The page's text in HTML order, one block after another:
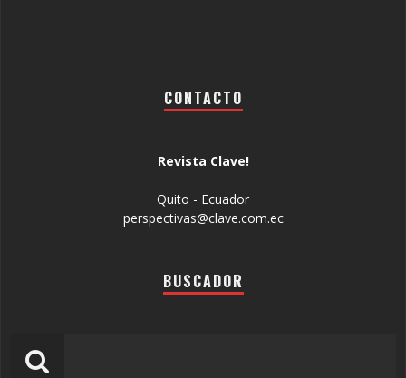
CONTACTO
Revista Clave!
Quito - Ecuador
perspectivas@clave.com.ec
BUSCADOR